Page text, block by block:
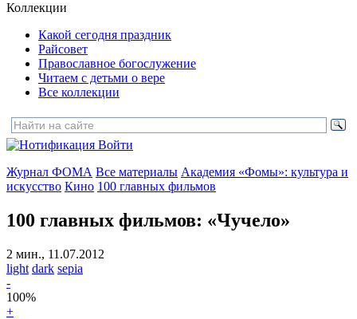
Коллекции
Какой сегодня праздник
Райсовет
Православное богослужение
Читаем с детьми о вере
Все коллекции
Войти
Журнал ФОМА Все материалы Академия «Фомы»: культура и
искусство Кино 100 главных фильмов
100 главных фильмов: «Чучело»
2 мин., 11.07.2012
light dark sepia
-
100%
+